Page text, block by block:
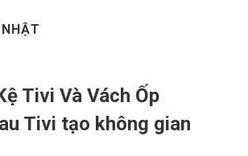
Tivi Và Vách Ốp
Tivi tạo không gian